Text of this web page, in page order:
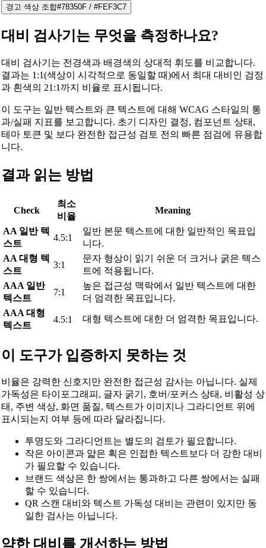
경고 색상 조합#78350F/ #FEF3C7
대비 검사기는 무엇을 측정하나요?
대비 검사기는 전경색과 배경색의 상대적 휘도를 비교합니다.
결과는 1:1(색상이 시각적으로 동일할 때)에서 최대 대비인 검정
과 흰색의 21:1까지 비율로 표시됩니다.
이 도구는 일반 텍스트와 큰 텍스트에 대해 WCAG 스타일의 통
과/실패 지표를 보고합니다. 초기 디자인 결정, 컴포넌트 상태,
테마 토큰 및 보다 완전한 접근성 검토 전의 빠른 점검에 유용합
니다.
결과 읽는 방법
Check
최소
비율
Meaning
AA 일반 텍
스트
4.5:1
일반 본문 텍스트에 대한 일반적인 목표입
니다.
AA 대형 텍
스트
3:1
문자 형상이 읽기 쉬운 더 크거나 굵은 텍스
트에 적용됩니다.
AAA 일반
텍스트
7:1
높은 접근성 맥락에서 일반 텍스트에 대한
더 엄격한 목표입니다.
AAA 대형
텍스트
4.5:1 대형 텍스트에 대한 더 엄격한 목표입니다.
이 도구가 입증하지 못하는 것
비율은 강력한 신호지만 완전한 접근성 감사는 아닙니다. 실제
가독성은 타이포그래피, 글자 굵기, 호버/포커스 상태, 비활성 상
태, 주변 색상, 화면 품질, 텍스트가 이미지나 그라디언트 위에
표시되는지 여부 등에 따라 달라집니다.
투명도와 그라디언트는 별도의 검토가 필요합니다.
작은 아이콘과 얇은 획은 인접한 텍스트보다 더 강한 대비
가 필요할 수 있습니다.
브랜드 색상은 한 쌍에서는 통과하고 다른 쌍에서는 실패
할 수 있습니다.
QR 스캔 대비와 텍스트 가독성 대비는 관련이 있지만 동
일한 검사는 아닙니다.
약한 대비를 개선하는 방법